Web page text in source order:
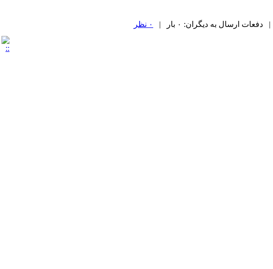
| دفعات ارسال به دیگران: ۰ بار | ۰ نظر